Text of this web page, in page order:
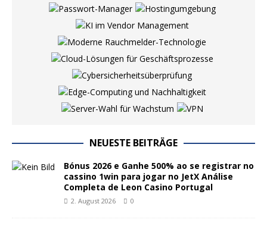
NEUESTE BEITRÄGE
Bónus 2026 e Ganhe 500% ao se registrar no
cassino 1win para jogar no JetX Análise
Completa de Leon Casino Portugal
2. August 2026 0